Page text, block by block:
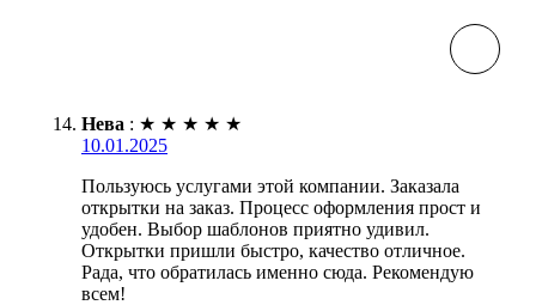
Нева : ★ ★ ★ ★ ★
10.01.2025
Пользуюсь услугами этой компании. Заказала
открытки на заказ. Процесс оформления прост и
удобен. Выбор шаблонов приятно удивил.
Открытки пришли быстро, качество отличное.
Рада, что обратилась именно сюда. Рекомендую
всем!